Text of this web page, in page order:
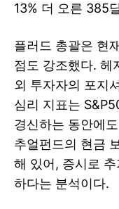
13% 더 오른 385
플러드 총괄은 현
점도 강조했다. 헤
외 투자자의 포지
심리 지표는
경신하는 동안에
추얼펀드의 현금
해 있어, 증시로
하다는 분석이다.